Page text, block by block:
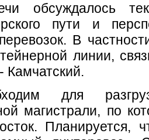
обсуждалось
пути и
В
линии,
Камчатский.
для
магистрали, по
Планируется,